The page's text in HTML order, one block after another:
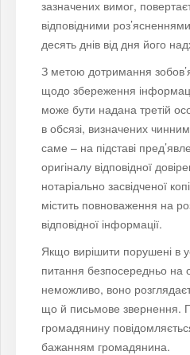
зазначених вимог,
відповідними
десять днів від дня його
З метою дотримання
щодо збереження
може бути надана третій
в обсязі, визначених
саме – на підставі
оригіналу відповідної
нотаріально засвідченої
містить повноваження на
відповідної інформації.
Якщо вирішити порушені в
питання безпосередньо на
неможливо, воно
що й письмове звернення.
громадянину
бажанням громадянина.